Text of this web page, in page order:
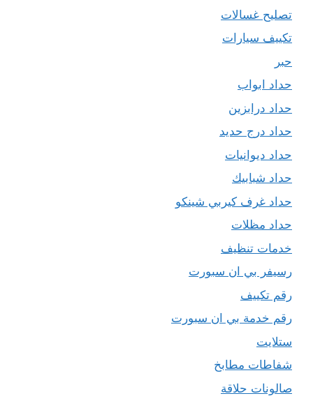
تصليح غسالات
تكييف سيارات
حبر
حداد ابواب
حداد درابزين
حداد درج حديد
حداد ديوانيات
حداد شبابيك
حداد غرف كيربي شينكو
حداد مظلات
خدمات تنظيف
رسيفر بي ان سبورت
رقم تكييف
رقم خدمة بي ان سبورت
ستلايت
شفاطات مطابخ
صالونات حلاقة